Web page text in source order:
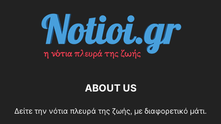
ABOUT US
Δείτε την νότια πλευρά της ζωής, με διαφορετικό μάτι.